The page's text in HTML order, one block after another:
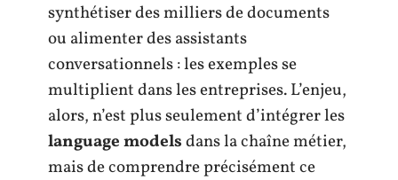
synthétiser des milliers de documents
ou alimenter des assistants
conversationnels : les exemples se
multiplient dans les entreprises. L’enjeu,
alors, n’est plus seulement d’intégrer les
language modelsdans la chaîne métier,
mais de comprendre précisément ce